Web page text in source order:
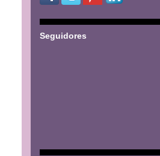
Seguidores